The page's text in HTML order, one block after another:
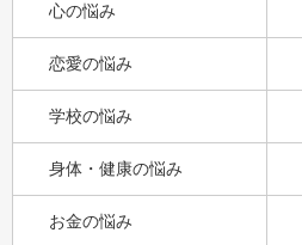
心の悩み
恋愛の悩み
学校の悩み
身体・健康の悩み
お金の悩み